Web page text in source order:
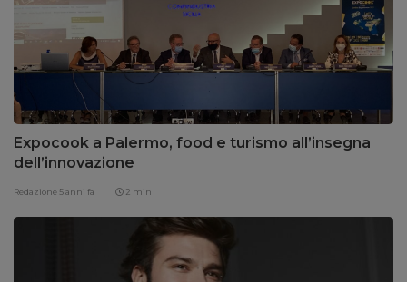
Expocook a Palermo, food e turismo all’insegna
dell’innovazione
Redazione 5 anni fa 2 min